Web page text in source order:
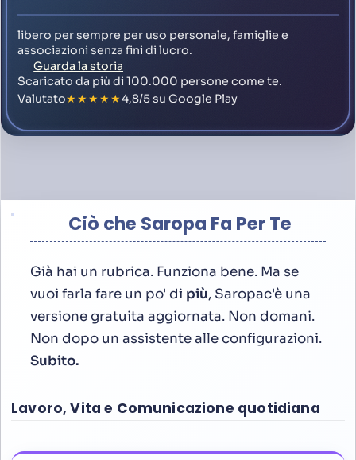
libero per sempre per uso personale, famiglie e
associazioni senza fini di lucro.
Guarda la storia
Scaricato da più di 100.000 persone come te.
Valutato★★★★★4,8/5 su Google Play
Ciò che Saropa Fa Per Te
Già hai un rubrica. Funziona bene. Ma se
vuoi farla fare un po' di più, Saropac'è una
versione gratuita aggiornata. Non domani.
Non dopo un assistente alle configurazioni.
Subito.
Lavoro, Vita e Comunicazione quotidiana